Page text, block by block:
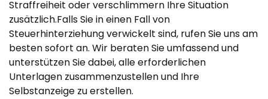
Straffreiheit oder verschlimmern Ihre Situation
zusätzlich.Falls Sie in einen Fall von
Steuerhinterziehung verwickelt sind, rufen Sie uns am
besten sofort an. Wir beraten Sie umfassend und
unterstützen Sie dabei, alle erforderlichen
Unterlagen zusammenzustellen und Ihre
Selbstanzeige zu erstellen.